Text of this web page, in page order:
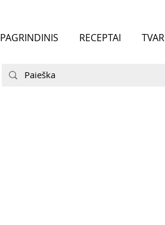
PAGRINDINIS RECEPTAI